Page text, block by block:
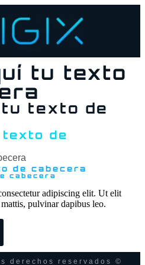
tu texto
tu texto de
de
de cabecera
cabecera
adipiscing elit. Ut elit
pulvinar dapibus leo.
derechos reservados ©